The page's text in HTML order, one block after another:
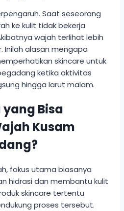
Saat seseorang
ke kulit tidak bekerja
wajah terlihat lebih
Inilah alasan mengapa
skincare untuk
ketika aktivitas
hingga larut malam.
Bisa
Kusam
fokus utama biasanya
hidrasi dan membantu kulit
skincare tertentu
proses tersebut.